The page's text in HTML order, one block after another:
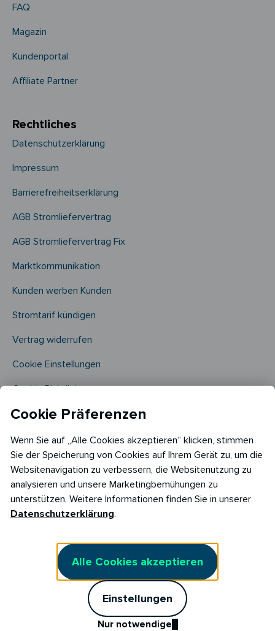
FAQ
Magazin
Kundenportal
Affiliate Partner
Rechtliches
Datenschutzerklärung
Impressum
Barrierefreiheitserklärung
AGB Stromliefervertrag
AGB Stromliefervertrag Fix
Marktkommunikation
Kunden werben Kunden
Stromtarif kündigen
Vertrag widerrufen
Cookie Einstellungen
Cookie Richtlinie​
Copyright © 2026
RABOT Energy DE GmbH
Hopfenmarkt 33,
Cookie Präferenzen
Wenn Sie auf „Alle Cookies akzeptieren“ klicken, stimmen
Sie der Speicherung von Cookies auf Ihrem Gerät zu, um die
Websitenavigation zu verbessern, die Websitenutzung zu
analysieren und unsere Marketingbemühungen zu
unterstützen. Weitere Informationen finden Sie in unserer
Datenschutzerklärung.
Alle Cookies akzeptieren
Einstellungen
Nur notwendige